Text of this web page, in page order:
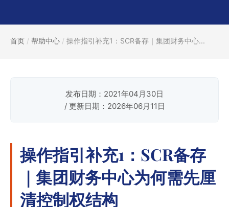
首页 / 帮助中心 / 操作指引补充1：SCR备存｜集团财务中心...
发布日期：2021年04月30日
/ 更新日期：2026年06月11日
操作指引补充1：SCR备存
｜集团财务中心为何需先厘
清控制权结构